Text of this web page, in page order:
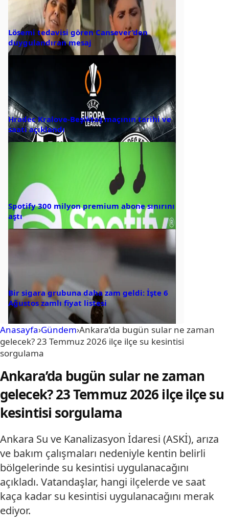
Lösemi tedavisi gören Cansever’den
duygulandıran mesaj
Hradec Kralove-Beşiktaş maçının tarihi ve
saati açıklandı
Spotify 300 milyon premium abone sınırını
aştı
Bir sigara grubuna daha zam geldi: İşte 6
Ağustos zamlı fiyat listesi
Anasayfa›Gündem›Ankara’da bugün sular ne zaman
gelecek? 23 Temmuz 2026 ilçe ilçe su kesintisi
sorgulama
Ankara’da bugün sular ne zaman
gelecek? 23 Temmuz 2026 ilçe ilçe su
kesintisi sorgulama
Ankara Su ve Kanalizasyon İdaresi (ASKİ), arıza
ve bakım çalışmaları nedeniyle kentin belirli
bölgelerinde su kesintisi uygulanacağını
açıkladı. Vatandaşlar, hangi ilçelerde ve saat
kaça kadar su kesintisi uygulanacağını merak
ediyor.